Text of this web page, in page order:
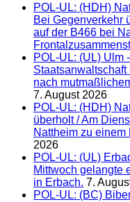
POL-UL: (HDH)
Bei Gegenverkehr
auf der B466 bei
POL-UL: (UL) Ulm
nach
7. August 2026
POL-UL: (HDH)
überholt / Am
Nattheim zu
2026
POL-UL: (UL)
Mittwoch gelangte
in Erbach. 7.
POL-UL: (BC)